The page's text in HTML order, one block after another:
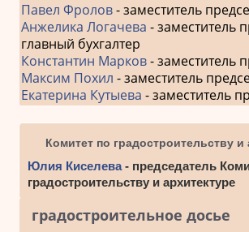
Павел Фролов- заместитель
Анжелика Логачева - заместитель
главный бухгалтер
Константин Марков- заместитель
Максим Похил - заместитель
Екатерина Кутыева - заместитель
Комитет по градостроительству и
Юлия Киселева- председатель
градостроительству и архитектуре
градостроительное досье